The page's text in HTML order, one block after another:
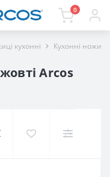
0
кухонні Кухонні
Arcos
Доставка і